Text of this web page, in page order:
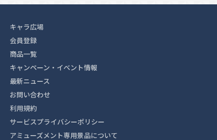
キャラ広場
会員登録
商品一覧
キャンペーン・イベント情報
最新ニュース
お問い合わせ
利用規約
サービスプライバシーポリシー
アミューズメント専用景品について